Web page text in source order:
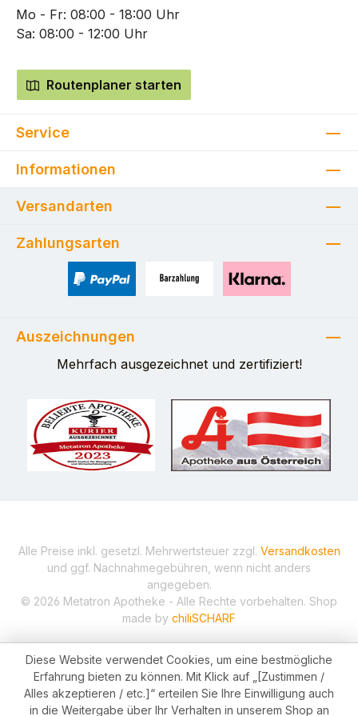
Mo - Fr: 08:00 - 18:00 Uhr
Sa: 08:00 - 12:00 Uhr
Routenplaner starten
Service
Informationen
Versandarten
Zahlungsarten
Auszeichnungen
Mehrfach ausgezeichnet und zertifiziert!
Alle Preise inkl. gesetzl. Mehrwertsteuer zzgl. Versandkosten
und ggf. Nachnahmegebühren, wenn nicht anders
angegeben.
© 2026 Metatron Apotheke - Alle Rechte vorbehalten. Shop
made by chiliSCHARF
Diese Website verwendet Cookies, um eine bestmögliche
Erfahrung bieten zu können. Mit Klick auf „[Zustimmen /
Alles akzeptieren / etc.]“ erteilen Sie Ihre Einwilligung auch
in die Weitergabe über Ihr Verhalten in unserem Shop an